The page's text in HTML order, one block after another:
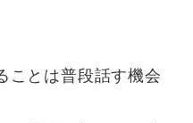
ことは普段話す機会